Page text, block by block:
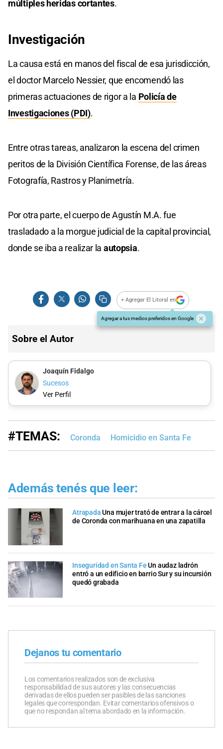
múltiples heridas cortantes.
Investigación
La causa está en manos del fiscal de esa jurisdicción,
el doctor Marcelo Nessier, que encomendó las
primeras actuaciones de rigor a la Policía de
Investigaciones (PDI).
Entre otras tareas, analizaron la escena del crimen
peritos de la División Científica Forense, de las áreas
Fotografía, Rastros y Planimetría.
Por otra parte, el cuerpo de Agustín M.A. fue
trasladado a la morgue judicial de la capital provincial,
donde se iba a realizar la autopsia.
+ Agregar El Litoral en
Agregar a tus medios preferidos en Google
Sobre el Autor
Joaquín Fidalgo
Sucesos
Ver Perfil
#TEMAS: Coronda Homicidio en Santa Fe
Además tenés que leer:
Atrapada Una mujer trató de entrar a la cárcel
de Coronda con marihuana en una zapatilla
Inseguridad en Santa Fe Un audaz ladrón
entró a un edificio en barrio Sur y su incursión
quedó grabada
Dejanos tu comentario
Los comentarios realizados son de exclusiva
responsabilidad de sus autores y las consecuencias
derivadas de ellos pueden ser pasibles de las sanciones
legales que correspondan. Evitar comentarios ofensivos o
que no respondan al tema abordado en la información.